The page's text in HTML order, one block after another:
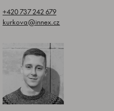
+420 737 242 679
kurkova@innex.cz